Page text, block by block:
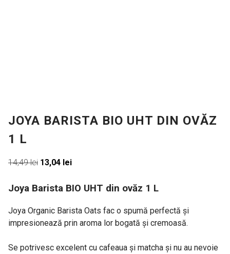
JOYA BARISTA BIO UHT DIN OVĂZ
1 L
14,49lei Prețul
a
14,49 lei.
13,04 leiPrețul
este:
Joya Barista BIO UHT din ovăz 1 L
Joya Organic Barista Oats fac o spumă perfectă și
impresionează prin aroma lor bogată și cremoasă.
Se potrivesc excelent cu cafeaua și matcha și nu au nevoie